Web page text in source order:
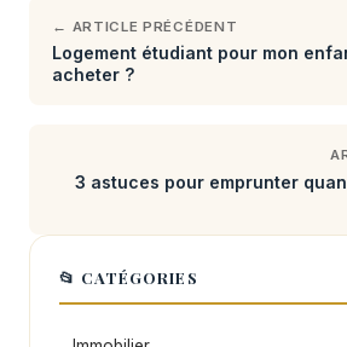
← ARTICLE PRÉCÉDENT
Logement étudiant pour mon
acheter ?
3 astuces pour emprunter
📂 CATÉGORIES